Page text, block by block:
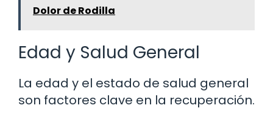
Dolor de Rodilla
Edad y Salud General
La edad y el estado de salud general
son factores clave en la recuperación.